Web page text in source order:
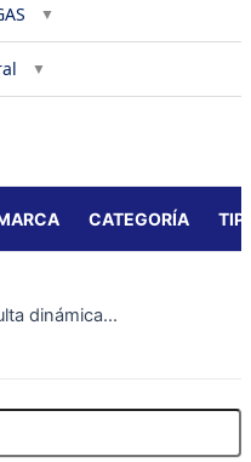
CATEGORÍA
dinámica...